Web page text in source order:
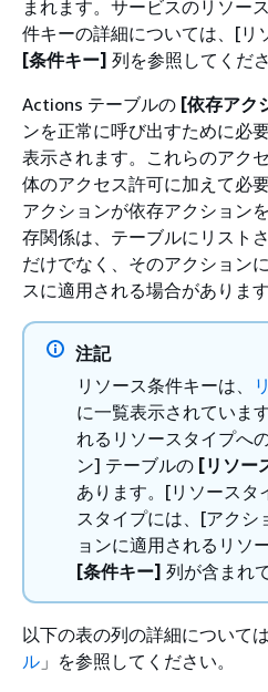
まれます。サービスのリソー
件キーの詳細については、[リ
[条件キー] 列を参照してくださ
Actions テーブルの [依存アク
ンを正常に呼び出すために必
表示されます。これらのアク
体のアクセス許可に加えて必
アクションが依存アクション
存関係は、テーブルにリスト
だけでなく、そのアクション
スに適用される場合があります
注記
リソース条件キーは、
に一覧表示されていま
れるリソースタイプへ
ン] テーブルの [リソー
あります。[リソースタ
スタイプには、[アクシ
ョンに適用されるリソ
[条件キー] 列が含まれ
以下の表の列の詳細について
ル 」を参照してください。